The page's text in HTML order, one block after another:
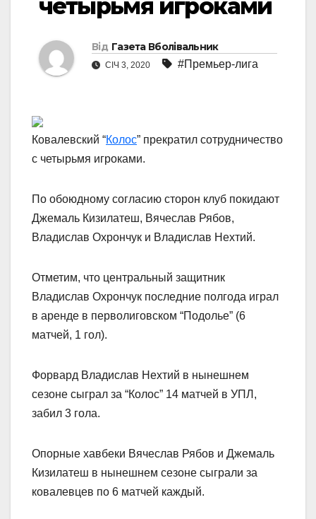
четырьмя игроками
Від Газета Вболівальник
СІЧ 3, 2020 #Премьер-лига
Ковалевский “Колос” прекратил сотрудничество
с четырьмя игроками.
По обоюдному согласию сторон клуб покидают
Джемаль Кизилатеш, Вячеслав Рябов,
Владислав Охрончук и Владислав Нехтий.
Отметим, что центральный защитник
Владислав Охрончук последние полгода играл
в аренде в перволиговском “Подолье” (6
матчей, 1 гол).
Форвард Владислав Нехтий в нынешнем
сезоне сыграл за “Колос” 14 матчей в УПЛ,
забил 3 гола.
Опорные хавбеки Вячеслав Рябов и Джемаль
Кизилатеш в нынешнем сезоне сыграли за
ковалевцев по 6 матчей каждый.